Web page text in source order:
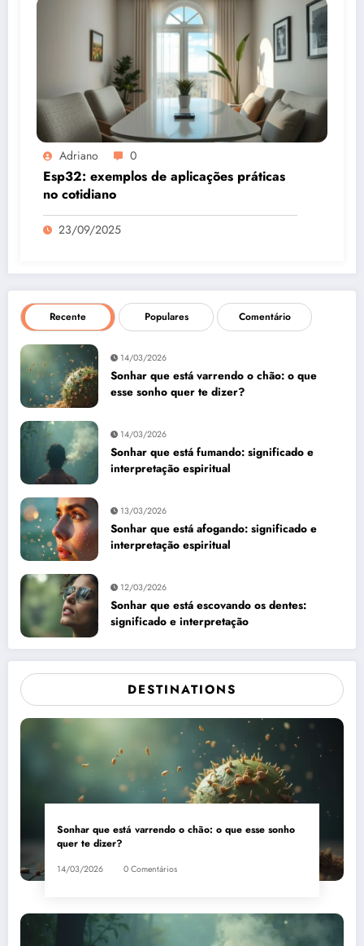
Adriano 0
Esp32: exemplos de aplicações práticas
no cotidiano
23/09/2025
Recente Populares Comentário
14/03/2026
Sonhar que está varrendo o chão: o que
esse sonho quer te dizer?
14/03/2026
Sonhar que está fumando: significado e
interpretação espiritual
13/03/2026
Sonhar que está afogando: significado e
interpretação espiritual
12/03/2026
Sonhar que está escovando os dentes:
significado e interpretação
DESTINATIONS
Sonhar que está varrendo o chão: o que esse sonho
quer te dizer?
14/03/2026 0 Comentários